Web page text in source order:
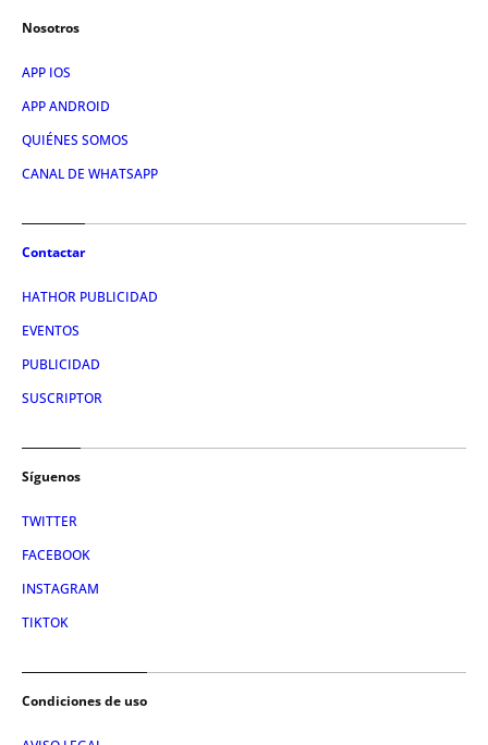
Nosotros
APP IOS
APP ANDROID
QUIÉNES SOMOS
CANAL DE WHATSAPP
Contactar
HATHOR PUBLICIDAD
EVENTOS
PUBLICIDAD
SUSCRIPTOR
Síguenos
TWITTER
FACEBOOK
INSTAGRAM
TIKTOK
Condiciones de uso